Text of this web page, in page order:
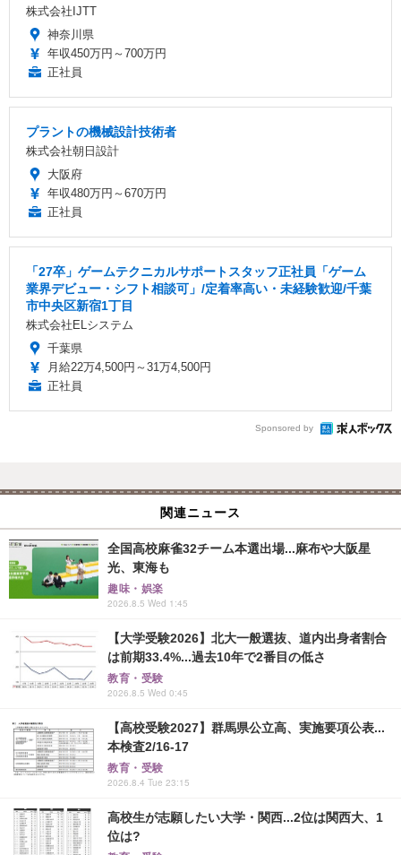
株式会社IJTT
神奈川県
年収450万円～700万円
正社員
プラントの機械設計技術者
株式会社朝日設計
大阪府
年収480万円～670万円
正社員
「27卒」ゲームテクニカルサポートスタッフ正社員「ゲーム
業界デビュー・シフト相談可」/定着率高い・未経験歓迎/千葉
市中央区新宿1丁目
株式会社ELシステム
千葉県
月給22万4,500円～31万4,500円
正社員
Sponsored by
関連ニュース
全国高校麻雀32チーム本選出場...麻布や大阪星
光、東海も
趣味・娯楽
2026.8.5 Wed 1:45
【大学受験2026】北大一般選抜、道内出身者割合
は前期33.4%...過去10年で2番目の低さ
教育・受験
2026.8.5 Wed 0:45
【高校受験2027】群馬県公立高、実施要項公表...
本検査2/16-17
教育・受験
2026.8.4 Tue 23:15
高校生が志願したい大学・関西...2位は関西大、1
位は?